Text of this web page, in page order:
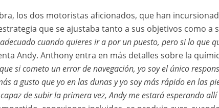
los dos motoristas aficionados, que han
que se ajustaba tanto a sus objetivos como a
cuando quieres ir a por un puesto, pero si lo que
Andy. Anthony entra en más detalles sobre la
si cometo un error de navegación, yo soy el único
a gusto que yo en las dunas y yo soy más rápido en las
de subir la primera vez, Andy me estará esperando